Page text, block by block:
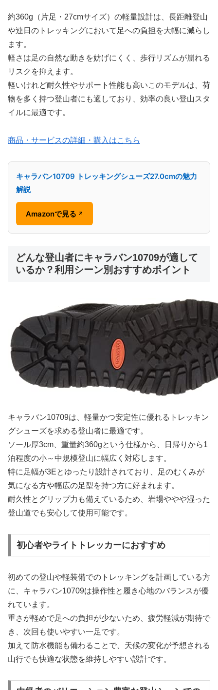
約360g（片足・27cmサイズ）の軽量設計は、長距離登山
や連日のトレッキングにおいて足への負担を大幅に減らし
ます。
軽さは足の自然な動きを妨げにくく、歩行リズムが崩れる
リスクを抑えます。
軽いけれど耐久性やサポート性能も高いこのモデルは、荷
物を多く持つ登山者にも適しており、効率の良い登山スタ
イルに最適です。
商品・サービスの詳細・購入はこちら
キャラバン10709 トレッキングシューズ27.0cmの魅力
解説
Amazonで見る ↗
どんな登山者にキャラバン10709が適して
いるか？利用シーン別おすすめポイント
キャラバン10709は、軽量かつ安定性に優れるトレッキン
グシューズを求める登山者に最適です。
ソール厚3cm、重量約360gという仕様から、日帰りから1
泊程度の小～中規模登山に幅広く対応します。
特に足幅が3Eとゆったり設計されており、足のむくみが
気になる方や幅広の足型を持つ方に好まれます。
耐久性とグリップ力も備えているため、岩場ややや湿った
登山道でも安心して使用可能です。
初心者やライトトレッカーにおすすめ
初めての登山や軽装備でのトレッキングを計画している方
に、キャラバン10709は操作性と履き心地のバランスが優
れています。
重さが軽めで足への負担が少ないため、疲労軽減が期待で
き、次回も使いやすい一足です。
加えて防水機能も備わることで、天候の変化が予想される
山行でも快適な状態を維持しやすい設計です。